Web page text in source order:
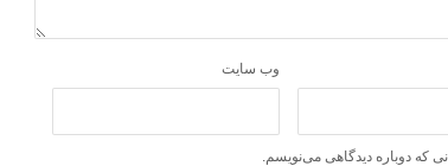
وب‌ سایت
که دوباره دیدگاهی می‌نویسم.